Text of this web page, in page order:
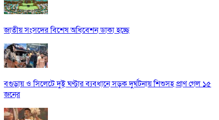
জাতীয় সংসদের বিশেষ অধিবেশন ডাকা হচ্ছে
বগুড়ায় ও সিলেটে দুই ঘণ্টার ব্যবধানে সড়ক দুর্ঘটনায় শিশুসহ প্রাণ গেল ১৫
জনের